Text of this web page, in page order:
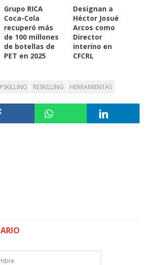
Grupo RICA
Coca-Cola
recuperó más
de 100 millones
de botellas de
PET en 2025
Designan a
Héctor Josué
Arcos como
Director
interino en
CFCRL
RESKILLING HERRAMIENTAS